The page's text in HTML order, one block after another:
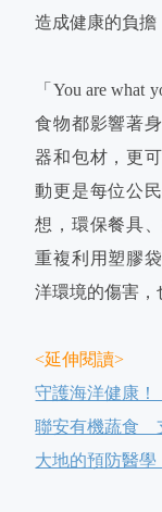
造成健康的負擔
「You are
食物都影響著
器和包材，更
動更是每位公
想，環保餐具
重複利用塑膠
洋環境的傷害，
<延伸閱讀>
守護海洋健康
聯安有機蔬食
大地的預防醫